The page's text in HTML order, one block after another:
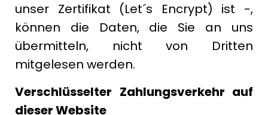
unser Zertifikat (Let´s Encrypt) ist -,
können die Daten, die Sie an uns
übermitteln, nicht von Dritten
mitgelesen werden.
Verschlüsselter Zahlungsverkehr auf
dieser Website